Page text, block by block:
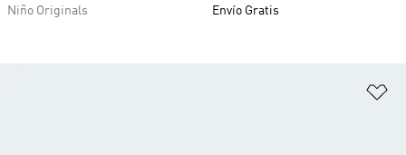
Niño Originals
Envío Gratis